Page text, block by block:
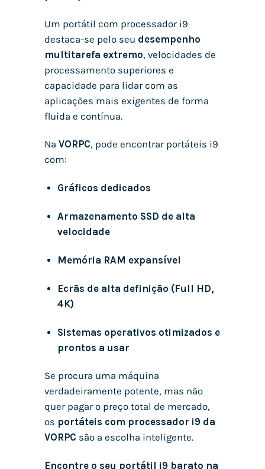
Um portátil com processador i9
destaca-se pelo seu desempenho
multitarefa extremo, velocidades de
processamento superiores e
capacidade para lidar com as
aplicações mais exigentes de forma
fluida e contínua.
Na VORPC, pode encontrar portáteis i9
com:
Gráficos dedicados
Armazenamento SSD de alta
velocidade
Memória RAM expansível
Ecrãs de alta definição (Full HD,
4K)
Sistemas operativos otimizados e
prontos a usar
Se procura uma máquina
verdadeiramente potente, mas não
quer pagar o preço total de mercado,
os portáteis com processador i9 da
VORPC são a escolha inteligente.
Encontre o seu portátil i9 barato na